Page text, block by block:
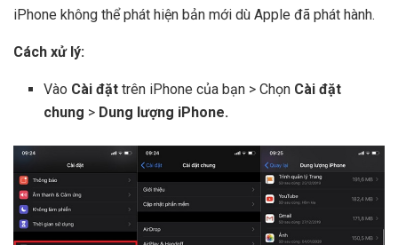
iPhone không thể phát hiện bản mới dù Apple đã phát hành.
Cách xử lý:
Vào Cài đặt trên iPhone của bạn > Chọn Cài đặt
chung > Dung lượng iPhone.